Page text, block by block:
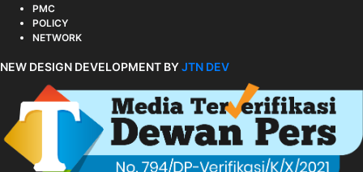
PMC
POLICY
NETWORK
NEW DESIGN DEVELOPMENT BYJTN DEV